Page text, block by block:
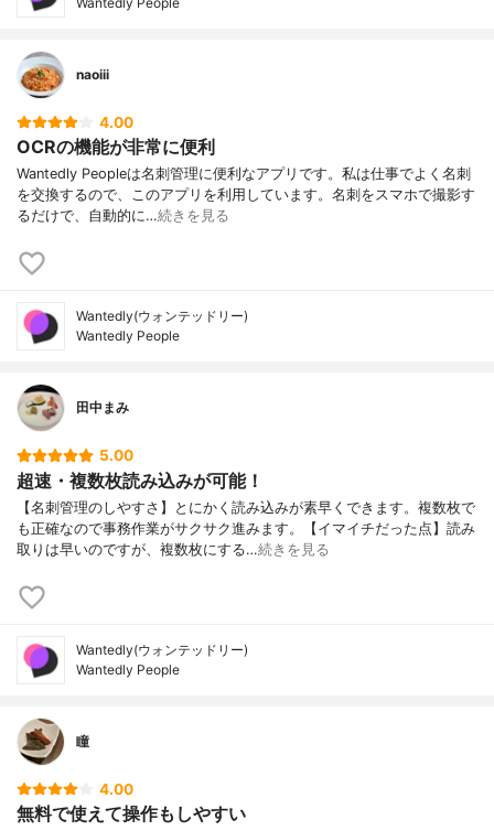
naoiii
4.00
OCRの機能が非常に便利
Wantedly Peopleは名刺管理に便利なアプリです。私は仕事でよく名刺
を交換するので、このアプリを利用しています。名刺をスマホで撮影す
るだけで、自動的に…続きを見る
Wantedly(ウォンテッドリー)
Wantedly People
田中まみ
5.00
超速・複数枚読み込みが可能！
【名刺管理のしやすさ】とにかく読み込みが素早くできます。複数枚で
も正確なので事務作業がサクサク進みます。【イマイチだった点】読み
取りは早いのですが、複数枚にする…続きを見る
Wantedly(ウォンテッドリー)
Wantedly People
瞳
4.00
無料で使えて操作もしやすい